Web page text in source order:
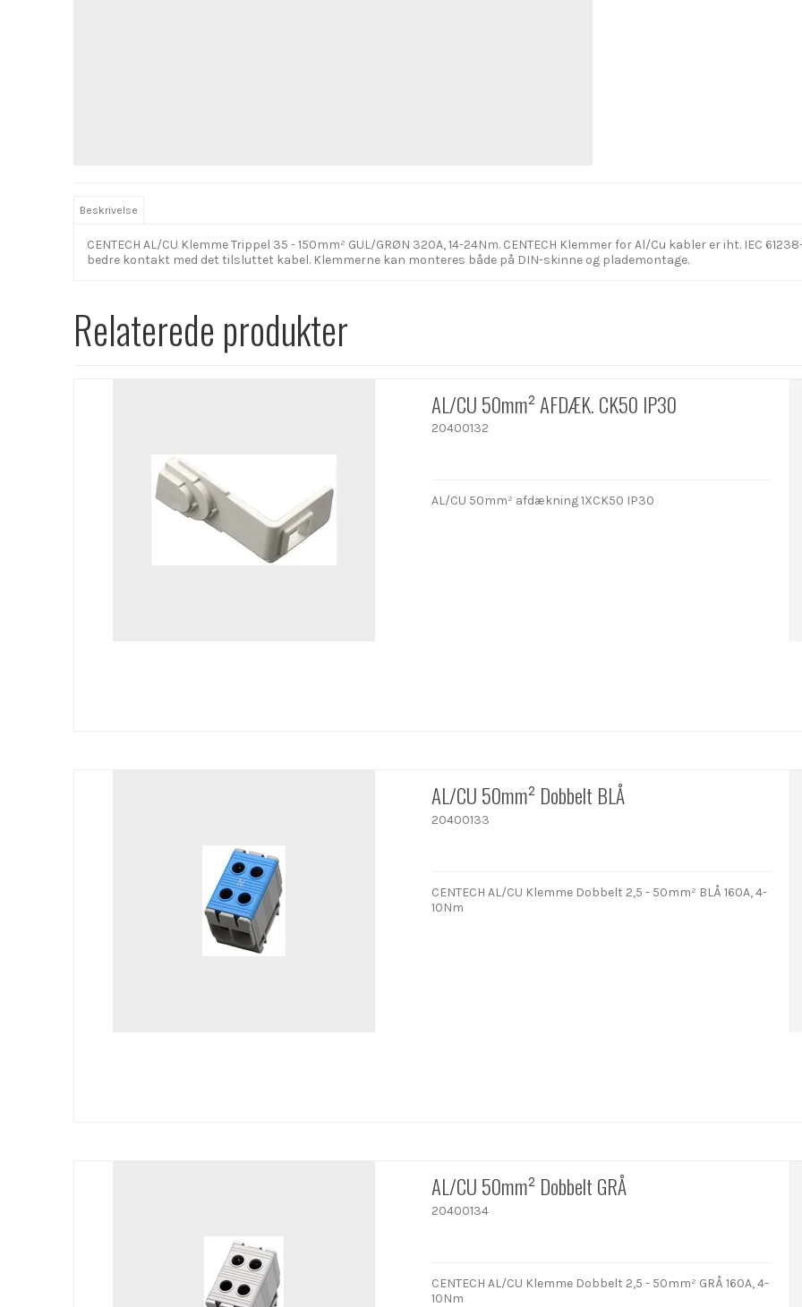
Beskrivelse
CENTECH AL/CU Klemme Trippel 35 - 150mm² GUL/GRØN 320A, 14-24Nm. CENTECH Klemmer for Al/Cu kabler er iht. IEC
bedre kontakt med det tilsluttet kabel. Klemmerne kan monteres både på DIN-skinne og plademontage.
Relaterede produkter
AL/CU 50mm² AFDÆK. CK50 IP30
20400132
AL/CU 50mm² afdækning 1XCK50 IP30
AL/CU 50mm² Dobbelt BLÅ
20400133
CENTECH AL/CU Klemme Dobbelt 2,5 - 50mm² BLÅ 160A, 4-
10Nm
AL/CU 50mm² Dobbelt GRÅ
20400134
CENTECH AL/CU Klemme Dobbelt 2,5 - 50mm² GRÅ 160A, 4-
10Nm